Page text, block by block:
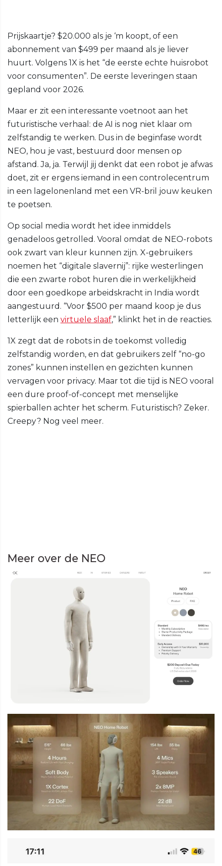
Prijskaartje? $20.000 als je ‘m koopt, of een
abonnement van $499 per maand als je liever
huurt. Volgens 1X is het “de eerste echte huisrobot
voor consumenten”. De eerste leveringen staan
gepland voor 2026.
Maar er zit een interessante voetnoot aan het
futuristische verhaal: de AI is nog niet klaar om
zelfstandig te werken. Dus in de beginfase wordt
NEO, hou je vast, bestuurd door mensen op
afstand. Ja, ja. Terwijl jij denkt dat een robot je afwas
doet, zit er ergens iemand in een controlecentrum
in een lagelonenland met een VR-bril jouw keuken
te poetsen.
Op social media wordt het idee inmiddels
genadeloos getrolled. Vooral omdat de NEO-robots
ook zwart van kleur kunnen zijn. X-gebruikers
noemen het “digitale slavernij”: rijke westerlingen
die een zwarte robot huren die in werkelijkheid
door een goedkope arbeidskracht in India wordt
aangestuurd. “Voor $500 per maand koop je dus
letterlijk een virtuele slaaf,” klinkt het in de reacties.
1X zegt dat de robots in de toekomst volledig
zelfstandig worden, en dat gebruikers zelf “no-go
zones” kunnen instellen en gezichten kunnen
vervagen voor privacy. Maar tot die tijd is NEO vooral
een dure proof-of-concept met menselijke
spierballen achter het scherm. Futuristisch? Zeker.
Creepy? Nog veel meer.
Meer over de NEO